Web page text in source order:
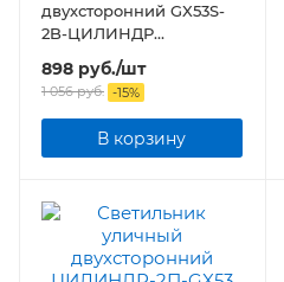
двухсторонний GX53S-
2B-ЦИЛИНДР
алюминий под лампу
GX53 230B черный IP65
IN HOME, шт
898 руб./шт
1 056руб. -15%
В корзину